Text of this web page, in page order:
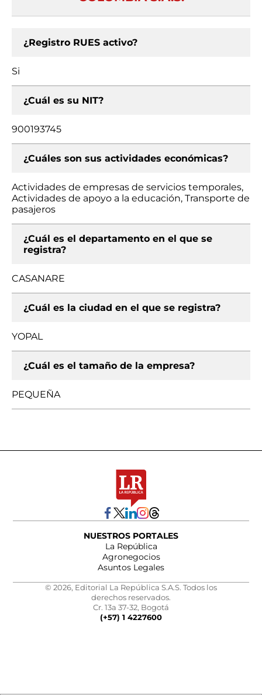
¿Registro RUES activo?
Si
¿Cuál es su NIT?
900193745
¿Cuáles son sus actividades económicas?
Actividades de empresas de servicios temporales,
Actividades de apoyo a la educación, Transporte de
pasajeros
¿Cuál es el departamento en el que se
registra?
CASANARE
¿Cuál es la ciudad en el que se registra?
YOPAL
¿Cuál es el tamaño de la empresa?
PEQUEÑA
NUESTROS PORTALES
La República
Agronegocios
Asuntos Legales
© 2026, Editorial La República S.A.S. Todos los
derechos reservados.
Cr. 13a 37-32, Bogotá
(+57) 1 4227600